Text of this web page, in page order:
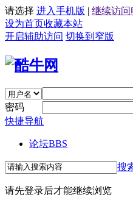
请选择 进入手机版 | 继续访问
设为首页收藏本站
开启辅助访问 切换到窄版
密码
快捷导航
论坛BBS
搜
请先登录后才能继续浏览